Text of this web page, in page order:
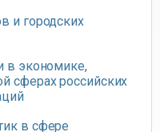
и городских
в экономике,
сферах российских
в сфере